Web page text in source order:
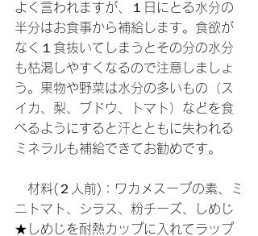
よく言われますが、１日にとる水分の
半分はお食事から補給します。食欲が
なく１食抜いてしまうとその分の水分
も枯渇しやすくなるので注意しましょ
う。果物や野菜は水分の多いもの（ス
イカ、梨、ブドウ、トマト）などを食
べるようにすると汗とともに失われる
ミネラルも補給できてお勧めです。
材料(２人前)：ワカメスープの素、ミ
ニトマト、シラス、粉チーズ、しめじ
★しめじを耐熱カップに入れてラップ